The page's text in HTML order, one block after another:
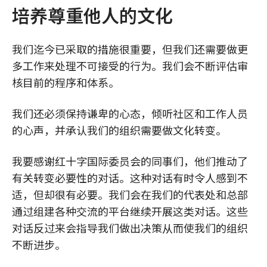
培养尊重他人的文化
我们迄今已采取的措施很重要，但我们还需要做更
多工作来处理不可接受的行为。我们会不断评估审
核目前的程序和体系。
我们还必须保持谦卑的心态，倾听社区和工作人员
的心声，并承认我们的组织需要做文化转变。
我要感谢红十字国际委员会的同事们，他们推动了
有关转变必要性的对话。这种对话有时令人感到不
适，但却很有必要。我们会在我们的代表处和总部
通过组建各种交流的平台继续开展这类对话。这些
对话反过来会指导我们做出决策从而使我们的组织
不断进步。